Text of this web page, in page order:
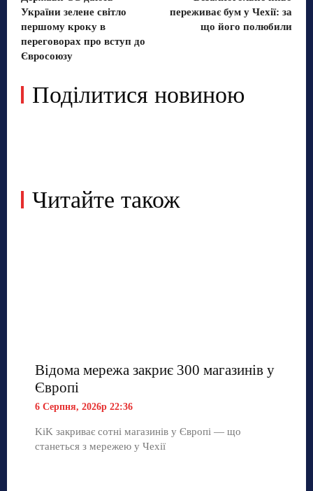
України зелене світло
першому кроку в
переговорах про вступ до
Євросоюзу
переживає бум у Чехії: за
що його полюбили
Поділитися новиною
Читайте також
Відома мережа закриє 300 магазинів у
Європі
6 Серпня, 2026р 22:36
KiK закриває сотні магазинів у Європі — що
станеться з мережею у Чехії